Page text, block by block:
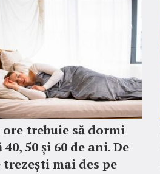
ore trebuie să dormi
40, 50 și 60 de ani. De
trezești mai des pe